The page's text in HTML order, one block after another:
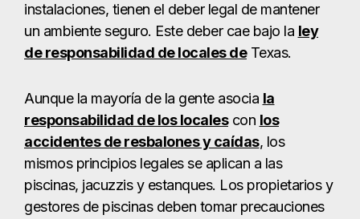
instalaciones, tienen el deber legal de mantener
un ambiente seguro. Este deber cae bajo la ley
de responsabilidad de locales deTexas.
Aunque la mayoría de la gente asocia la
responsabilidad de los localescon los
accidentes de resbalones y caídas, los
mismos principios legales se aplican a las
piscinas, jacuzzis y estanques. Los propietarios y
gestores de piscinas deben tomar precauciones